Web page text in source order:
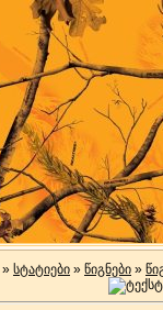
» სტატიები » წიგნები »